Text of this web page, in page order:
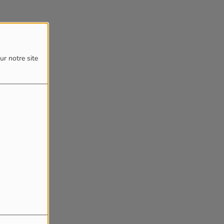
notre site